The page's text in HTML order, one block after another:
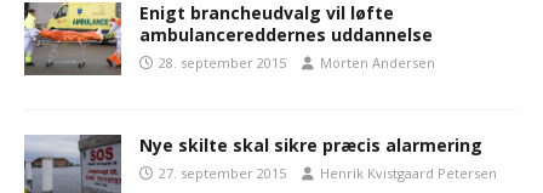
Enigt brancheudvalg vil løfte
ambulancereddernes uddannelse
28. september 2015 Morten Andersen
Nye skilte skal sikre præcis alarmering
27. september 2015 Henrik Kvistgaard Petersen